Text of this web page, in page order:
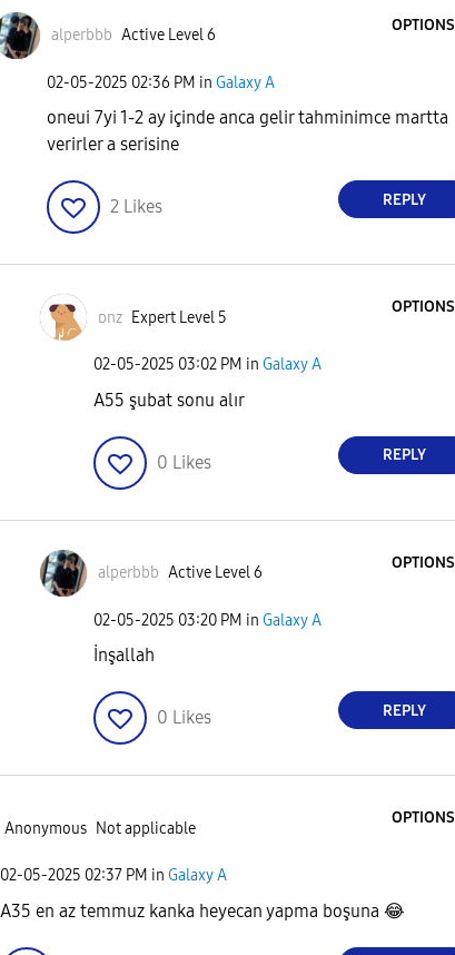
alperbbb Active Level 6
OPTIONS
‎02-05-2025 02:36 PM in Galaxy A
oneui 7yi 1-2 ay içinde anca gelir tahminimce martta
verirler a serisine
2 Likes REPLY
ᴅnz Expert Level 5
OPTIONS
‎02-05-2025 03:02 PM in Galaxy A
A55 şubat sonu alır
0 Likes REPLY
alperbbb Active Level 6
OPTIONS
‎02-05-2025 03:20 PM in Galaxy A
İnşallah
0 Likes REPLY
Anonymous Not applicable
OPTIONS
‎02-05-2025 02:37 PM in Galaxy A
A35 en az temmuz kanka heyecan yapma boşuna 😂